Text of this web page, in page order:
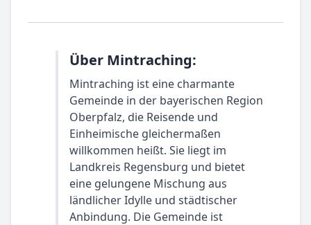
Über Mintraching:
Mintraching ist eine charmante
Gemeinde in der bayerischen Region
Oberpfalz, die Reisende und
Einheimische gleichermaßen
willkommen heißt. Sie liegt im
Landkreis Regensburg und bietet
eine gelungene Mischung aus
ländlicher Idylle und städtischer
Anbindung. Die Gemeinde ist